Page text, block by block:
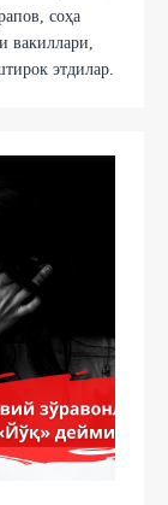
соҳа
вакиллари,
этдилар.